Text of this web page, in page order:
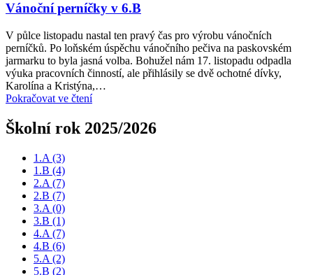
Vánoční perníčky v 6.B
V půlce listopadu nastal ten pravý čas pro výrobu vánočních
perníčků. Po loňském úspěchu vánočního pečiva na paskovském
jarmarku to byla jasná volba. Bohužel nám 17. listopadu odpadla
výuka pracovních činností, ale přihlásily se dvě ochotné dívky,
Karolína a Kristýna,…
Pokračovat ve čtení
Školní rok 2025/2026
1.A (3)
1.B (4)
2.A (7)
2.B (7)
3.A (0)
3.B (1)
4.A (7)
4.B (6)
5.A (2)
5.B (2)